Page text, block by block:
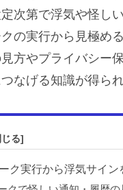
次第で浮気や怪し
の実行から見極め
方やプライバシー
なげる知識が得られ
ク実行から浮気サイン